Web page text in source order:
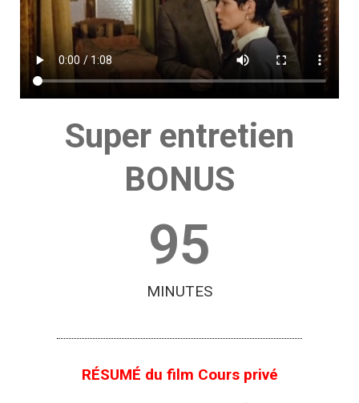
Super entretien
BONUS
95
MINUTES
RÉSUMÉ du film Cours privé